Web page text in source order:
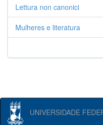
Lettura non canonici
Mulheres e literatura
UNIVERSIDADE